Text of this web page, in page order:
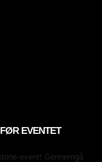
EVENTET
event! Gennemgå